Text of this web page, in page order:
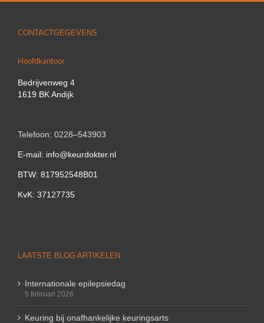
CONTACTGEGEVENS
Hoofdkantoor
Bedrijvenweg 4
1619 BK Andijk
Telefoon: 0228–543903
E-mail: info@keurdokter.nl
BTW: 817952548B01
KvK: 37127735
LAATSTE BLOG ARTIKELEN
Internationale epilepsiedag
5 februari 2026
Keuring bij onafhankelijke keuringsarts